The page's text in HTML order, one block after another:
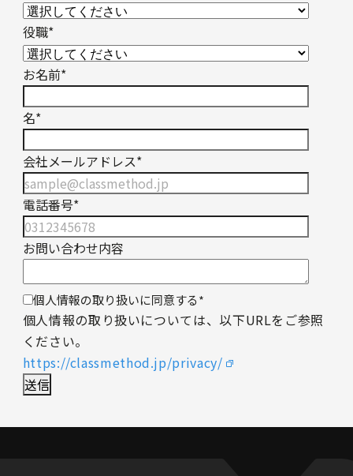
役職*
お名前*
名*
会社メールアドレス*
電話番号*
お問い合わせ内容
個人情報の取り扱いに同意する*
個人情報の取り扱いについては、以下URLをご参照
ください。
https://classmethod.jp/privacy/